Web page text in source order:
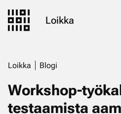
Loikka
Loikka Blogi
Workshop-
testaamista